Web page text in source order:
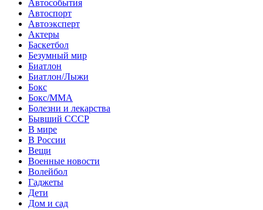
Автособытия
Автоспорт
Автоэксперт
Актеры
Баскетбол
Безумный мир
Биатлон
Биатлон/Лыжи
Бокс
Бокс/MMA
Болезни и лекарства
Бывший СССР
В мире
В России
Вещи
Военные новости
Волейбол
Гаджеты
Дети
Дом и сад